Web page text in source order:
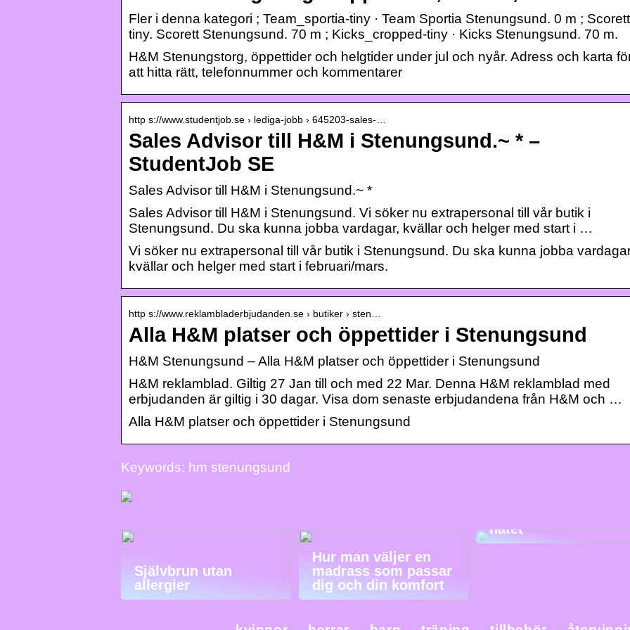
Fler i denna kategori ; Team_sportia-tiny · Team Sportia Stenungsund. 0 m ;
tiny. Scorett Stenungsund. 70 m ; Kicks_cropped-tiny · Kicks Stenungsund. 70 m.
H&M Stenungstorg, öppettider och helgtider under jul och nyår. Adress och karta
att hitta rätt, telefonnummer och kommentarer
http s://www.studentjob.se › lediga-jobb › 645203-sales-…
Sales Advisor till H&M i Stenungsund.~ * –
StudentJob SE
Sales Advisor till H&M i Stenungsund.~ *
Sales Advisor till H&M i Stenungsund. Vi söker nu extrapersonal till vår butik i
Stenungsund. Du ska kunna jobba vardagar, kvällar och helger med start i …
Vi söker nu extrapersonal till vår butik i Stenungsund. Du ska kunna jobba
kvällar och helger med start i februari/mars.
http s://www.reklambladerbjudanden.se › butiker › sten…
Alla H&M platser och öppettider i Stenungsund
H&M Stenungsund – Alla H&M platser och öppettider i Stenungsund
H&M reklamblad. Giltig 27 Jan till och med 22 Mar. Denna H&M reklamblad med
erbjudanden är giltig i 30 dagar. Visa dom senaste erbjudandena från H&M och …
Alla H&M platser och öppettider i Stenungsund
Keywords: hm stenungsund
Självbrun utan
allergier
Hur man väljer en
madrass som passar
dig och din komfort
nätet